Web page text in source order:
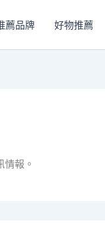
薦品牌 好物推薦
報。